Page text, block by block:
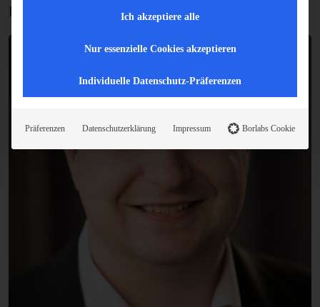
Konzipieren das passende Format für Sie.
Ich akzeptiere alle
Nur essenzielle Cookies akzeptieren
Individuelle Datenschutz-Präferenzen
Präferenzen Datenschutzerklärung Impressum Borlabs Cookie